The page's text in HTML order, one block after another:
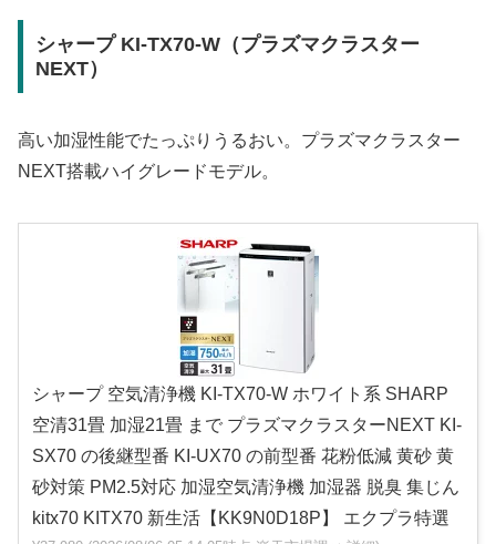
シャープ KI-TX70-W（プラズマクラスター
NEXT）
高い加湿性能でたっぷりうるおい。プラズマクラスター
NEXT搭載ハイグレードモデル。
シャープ 空気清浄機 KI-TX70-W ホワイト系 SHARP
空清31畳 加湿21畳 まで プラズマクラスターNEXT KI-
SX70 の後継型番 KI-UX70 の前型番 花粉低減 黄砂 黄
砂対策 PM2.5対応 加湿空気清浄機 加湿器 脱臭 集じん
kitx70 KITX70 新生活【KK9N0D18P】 エクプラ特選